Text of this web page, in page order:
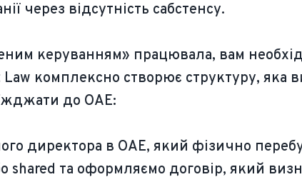
через відсутність сабстенсу.
керуванням» працювала, вам
комплексно створює структуру, яка
до ОАЕ:
директора в ОАЕ, який фізично
та оформляємо договір, який